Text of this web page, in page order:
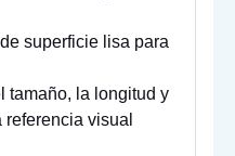
superficie lisa para
tamaño, la longitud y
visual